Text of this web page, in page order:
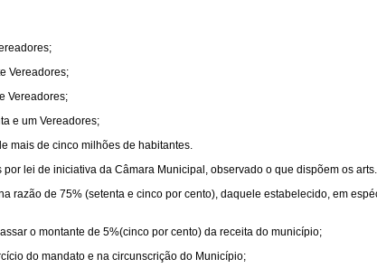
Vereadores;
Vereadores;
e um Vereadores;
mais de cinco milhões de habitantes.
lei de iniciativa da Câmara Municipal, observado o que dispõem os
razão de 75% (setenta e cinco por cento), daquele estabelecido, em
o montante de 5%(cinco por cento) da receita do município;
do mandato e na circunscrição do Município;